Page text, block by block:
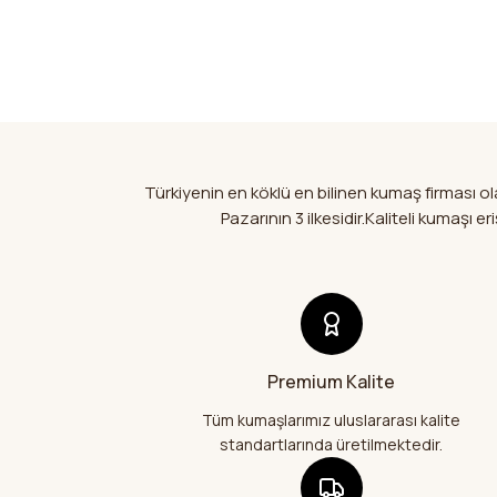
Türkiyenin en köklü en bilinen kumaş firması
Pazarının 3 ilkesidir.Kaliteli
Premium Kalite
Tüm kumaşlarımız uluslararası kalite
standartlarında üretilmektedir.